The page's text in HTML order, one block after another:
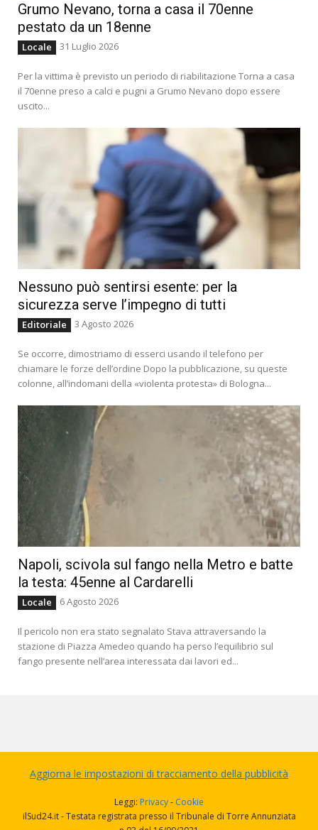
Grumo Nevano, torna a casa il 70enne
pestato da un 18enne
Locale 31 Luglio 2026
Per la vittima è previsto un periodo di riabilitazione Torna a casa
il 70enne preso a calci e pugni a Grumo Nevano dopo essere
uscito...
Nessuno può sentirsi esente: per la
sicurezza serve l’impegno di tutti
Editoriale 3 Agosto 2026
Se occorre, dimostriamo di esserci usando il telefono per
chiamare le forze dell’ordine Dopo la pubblicazione, su queste
colonne, all’indomani della «violenta protesta» di Bologna...
Napoli, scivola sul fango nella Metro e batte
la testa: 45enne al Cardarelli
Locale 6 Agosto 2026
Il pericolo non era stato segnalato Stava attraversando la
stazione di Piazza Amedeo quando ha perso l’equilibrio sul
fango presente nell’area interessata dai lavori ed...
Aggiorna le impostazioni di tracciamento della pubblicità
Leggi: Privacy- Cookie
ilSud24.it - Testata registrata presso il Tribunale di Torre Annunziata